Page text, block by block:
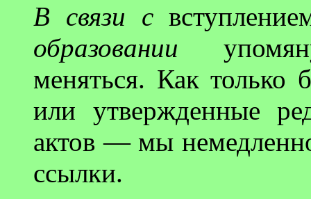
В связи с
образовании
меняться. Как только
или утвержденные
актов — мы
ссылки.